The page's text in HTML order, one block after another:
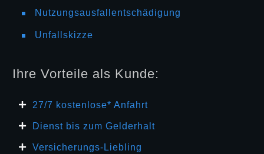
Nutzungsausfallentschädigung
Unfallskizze
Ihre Vorteile als Kunde:
27/7 kosten lose* Anfahrt
Dienst bis zum Gelderhalt
Versicherungs-Liebling